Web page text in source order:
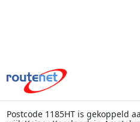
Postcode 1185HT is gekoppeld